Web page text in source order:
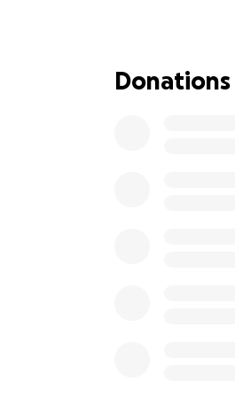
Anzahl an
Also, liebe
Donations